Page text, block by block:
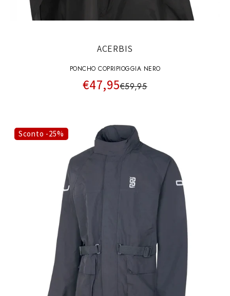
ACERBIS
PONCHO COPRIPIOGGIA NERO
€47,95€59,95
Sconto -25%